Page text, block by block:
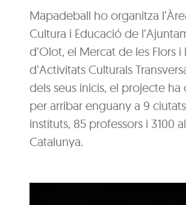
Mapadeball ho organitza
Cultura i Educació de
d’Olot, el Mercat de les Flors i
d’Activitats Culturals
dels seus inicis, el projecte ha
per arribar enguany a 9
instituts, 85 professors i 3100
Catalunya.